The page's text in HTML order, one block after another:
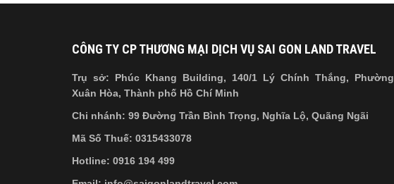
CÔNG TY CP THƯƠNG MẠI DỊCH VỤ SAI GON LAND TRAVEL
Trụ sở: Phúc Khang Building, 140/1 Lý Chính Thắng, Phường
Xuân Hòa, Thành phố Hồ Chí Minh
Chi nhánh: 99 Đường Trần Bình Trọng, Nghĩa Lộ, Quãng Ngãi
Mã Số Thuế: 0315433078
Hotline: 0916 194 499